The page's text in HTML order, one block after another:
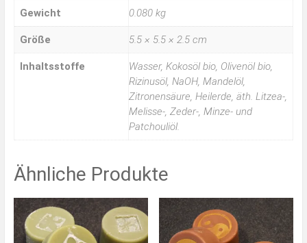
Gewicht 0.080 kg
Größe 5.5 × 5.5 × 2.5 cm
Inhaltsstoffe
Wasser, Kokosöl bio, Olivenöl bio,
Rizinusöl, NaOH, Mandelöl,
Zitronensäure, Heilerde, äth. Litzea-,
Melisse-, Zeder-, Minze- und
Patchouliöl.
Ähnliche Produkte